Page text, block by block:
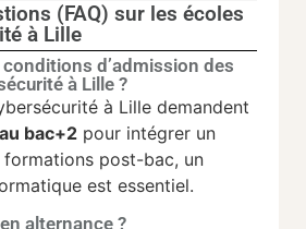
(FAQ) sur les écoles
à Lille
d’admission des
à Lille ?
à Lille demandent
bac+2 pour intégrer un
formations post-bac, un
est essentiel.
alternance ?